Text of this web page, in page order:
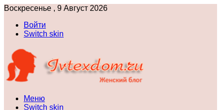
Воскресенье , 9 Август 2026
Войти
Switch skin
Меню
Switch skin